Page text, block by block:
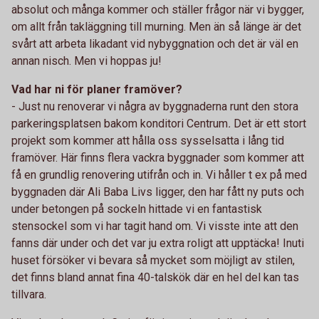
absolut och många kommer och ställer frågor när vi bygger,
om allt från takläggning till murning. Men än så länge är det
svårt att arbeta likadant vid nybyggnation och det är väl en
annan nisch. Men vi hoppas ju!
Vad har ni för planer framöver?
- Just nu renoverar vi några av byggnaderna runt den stora
parkeringsplatsen bakom konditori Centrum. Det är ett stort
projekt som kommer att hålla oss sysselsatta i lång tid
framöver. Här finns flera vackra byggnader som kommer att
få en grundlig renovering utifrån och in. Vi håller t ex på med
byggnaden där Ali Baba Livs ligger, den har fått ny puts och
under betongen på sockeln hittade vi en fantastisk
stensockel som vi har tagit hand om. Vi visste inte att den
fanns där under och det var ju extra roligt att upptäcka! Inuti
huset försöker vi bevara så mycket som möjligt av stilen,
det finns bland annat fina 40-talskök där en hel del kan tas
tillvara.